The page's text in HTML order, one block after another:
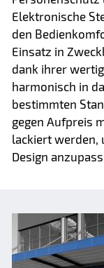
Elektronische
den
Einsatz in
dank ihrer
harmonisch in
bestimmten
gegen Aufpreis
lackiert werden,
Design